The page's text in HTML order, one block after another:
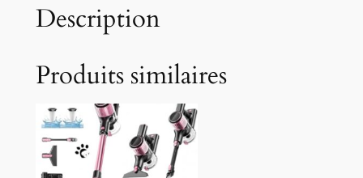
Description
Produits similaires